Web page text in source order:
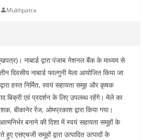
Mukhpatra
नाबार्ड द्वारा पंजाब नेशनल बैंक के माध्यम से
दिवसीय नाबार्ड फाल्गुनी मेला आयोजित किया जा
हस्त निर्मित, स्वयं सहायता समूह और कृषक
बिक्री एवं प्रदर्शन के लिए उपलब्ध रहेंगे। मेले का
बीकानेर रेंज, ओमप्रकाश द्वारा किया गया।
बनाने की दिशा में स्वयं सहायता समूहों के
हुए एसएचजी समूहों द्वारा उत्पादित उत्पादों के